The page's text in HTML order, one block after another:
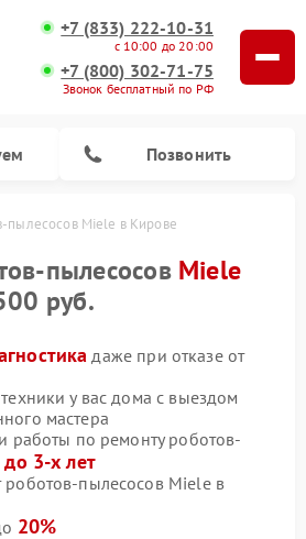
+7 (833) 222-10-31
с 10:00 до 20:00
+7 (800) 302-71-75
Звонок бесплатный по РФ
Позвонить
пылесосов Miele в Кирове
пылесосов Miele
руб.
даже при отказе от
у вас дома с выездом
мастера
работы по ремонту роботов-
до 3-х лет
пылесосов Miele в
20%